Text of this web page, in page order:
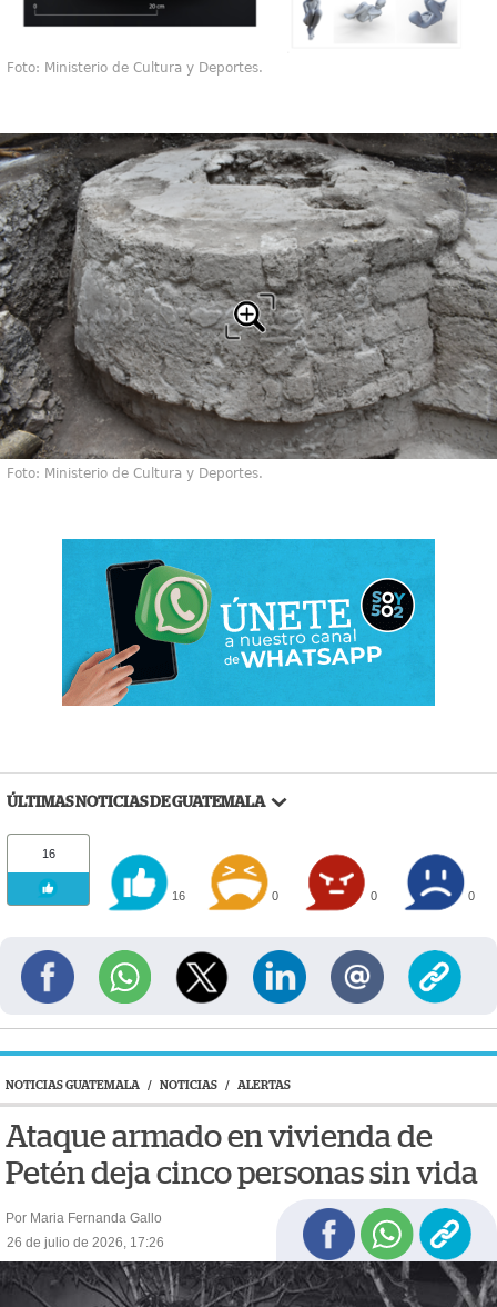
Foto: Ministerio de Cultura y Deportes.
Foto: Ministerio de Cultura y Deportes.
ÚLTIMAS NOTICIAS DE GUATEMALA
16
16 0 0 0
NOTICIAS GUATEMALA / NOTICIAS / ALERTAS
Ataque armado en vivienda de
Petén deja cinco personas sin vida
Por Maria Fernanda Gallo
26 de julio de 2026, 17:26